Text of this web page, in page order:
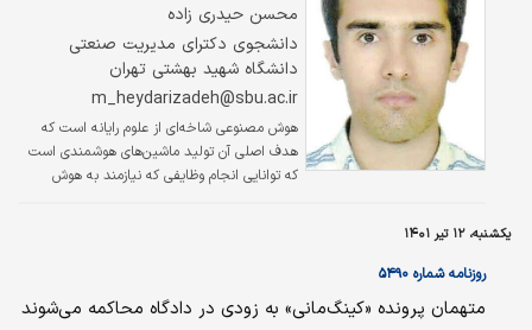
محسن حیدری زاده
دانشجوی دکترای مدیریت صنعتی
دانشگاه شهید بهشتی تهران
m_heydarizadeh@sbu.ac.ir
هوش مصنوعی شاخه‌ای از علوم رایانه است که
هدف اصلی آن تولید ماشین‌های هوشمندی است
که توانایی انجام وظایفی که نیازمند به هوش
همانند انسان فکر کند و توانایی تقلید از رفتار
انسان را داشته باشد.
یکشنبه، ۱۲ تیر ۱۴۰۱
روزنامه شماره ۵۴۹۰
متهمان پرونده «کینگ‌مانی» به زودی در دادگاه محاکمه می‌شوند